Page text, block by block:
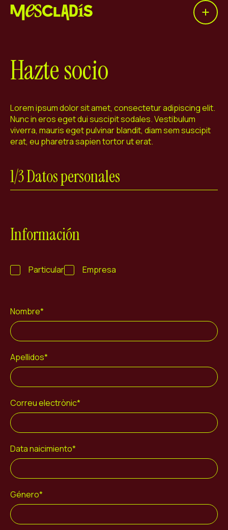
Open
Productora social
Productora de empleo
Productora de conocimiento
Productora cultural
Nuestros talleres
Blog
ES CA EN
Hazte socio
Lorem ipsum dolor sit amet, consectetur adipiscing elit.
Nunc in eros eget dui suscipit sodales. Vestibulum
viverra, mauris eget pulvinar blandit, diam sem suscipit
erat, eu pharetra sapien tortor ut erat.
1/3 Datos personales
Información
Particular Empresa
Nombre*
Apellidos*
Correu electrònic*
Data naicimiento*
Género*